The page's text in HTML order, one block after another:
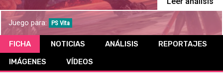
TV
CÓMICS
Juego para: PS Vita
FICHA NOTICIAS ANÁLISIS
REPORTAJES
IMÁGENES
VÍDEOS